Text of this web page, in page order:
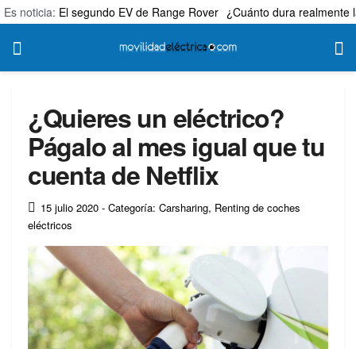
Es noticia: El segundo EV de Range Rover ¿Cuánto dura realmente
¿Quieres un eléctrico?
Págalo al mes igual que tu
cuenta de Netflix
15 julio 2020 - Categoría: Carsharing, Renting de coches
eléctricos